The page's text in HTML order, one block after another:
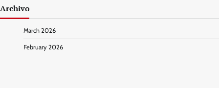
Archivo
March 2026
February 2026